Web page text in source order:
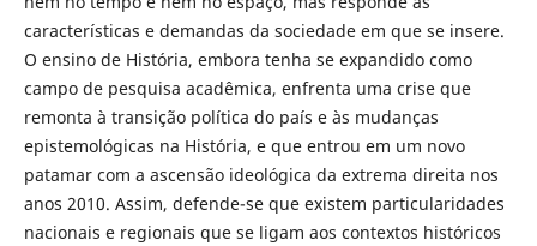
características e demandas da sociedade em que se insere.
O ensino de História, embora tenha se expandido como
campo de pesquisa acadêmica, enfrenta uma crise que
remonta à transição política do país e às mudanças
epistemológicas na História, e que entrou em um novo
patamar com a ascensão ideológica da extrema direita nos
anos 2010. Assim, defende-se que existem particularidades
nacionais e regionais que se ligam aos contextos históricos